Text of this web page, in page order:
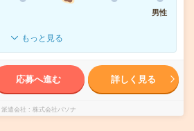
男性
もっと見る
応募へ進む 詳しく見る
派遣会社 株式会社パソナ